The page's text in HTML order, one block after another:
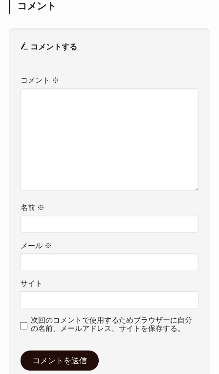
コメント
コメントする
コメント ※
名前 ※
メール ※
サイト
次回のコメントで使用するためブラウザーに自分
の名前、メールアドレス、サイトを保存する。